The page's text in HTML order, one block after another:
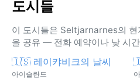
도시들
이 도시들은 Seltjarnarnes의
을 공유 — 전화 예약이나 낮 시
🇮🇸 레이캬비크의 날씨
아이슬란드